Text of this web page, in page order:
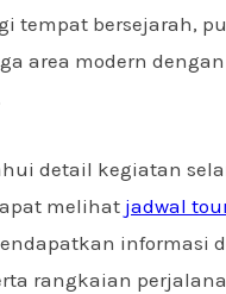
tempat bersejarah,
area modern
detail kegiatan
melihat jadwal
informasi
rangkaian